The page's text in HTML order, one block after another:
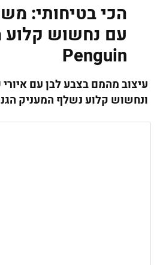
הכי בטיחותי:
עם נחשוש קלוע
Penguin
עיצוב מהמם בצבע לבן עם איורי
ונחשוש קלוע נשלף המעניק